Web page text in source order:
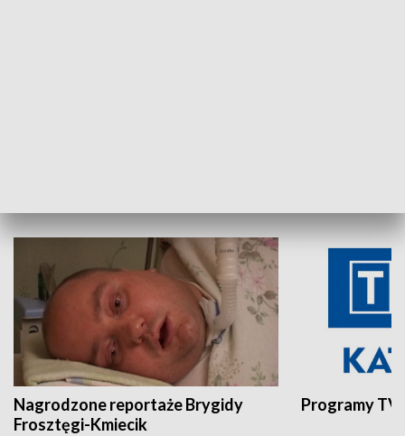
Nagrodzone reportaże Brygidy
Frosztęgi-Kmiecik
Programy